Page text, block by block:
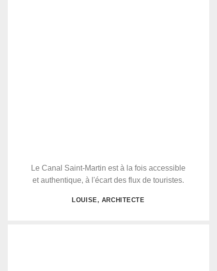
Le Canal Saint-Martin est à la fois accessible
et authentique, à l'écart des flux de touristes.
LOUISE, ARCHITECTE